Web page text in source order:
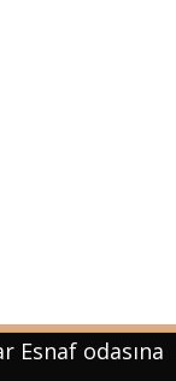
Esnaf odasına